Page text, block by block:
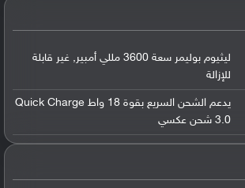
ليثيوم بوليمر سعة 3600 مللي أمبير, غير قابلة
للإزالة
يدعم الشحن السريع بقوة 18 واط Quick Charge
3.0 شحن عكسي